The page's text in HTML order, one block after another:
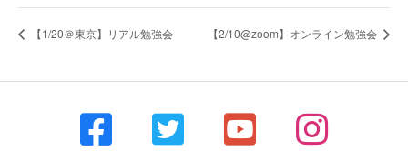
【1/20＠東京】リアル勉強会 【2/10@zoom】オンライン勉強会